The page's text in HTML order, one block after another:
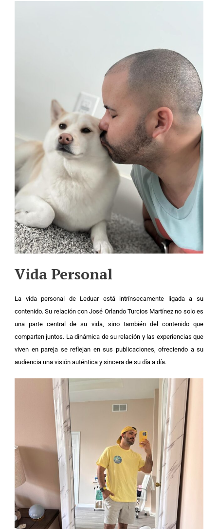
Vida Personal
La vida personal de Leduar está intrínsecamente ligada a su
contenido. Su relación con José Orlando Turcios Martínez no solo es
una parte central de su vida, sino también del contenido que
comparten juntos. La dinámica de su relación y las experiencias que
viven en pareja se reflejan en sus publicaciones, ofreciendo a su
audiencia una visión auténtica y sincera de su día a día.